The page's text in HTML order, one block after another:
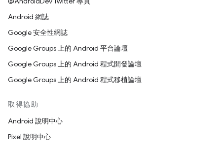
Android 網誌
Google 安全性網誌
Google Groups 上的 Android 平台論壇
Google Groups 上的 Android 程式開發論壇
Google Groups 上的 Android 程式移植論壇
取得協助
Android 說明中心
Pixel 說明中心